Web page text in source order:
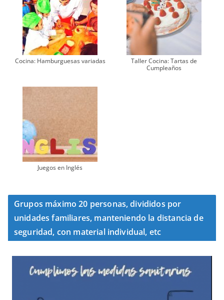
Cocina: Hamburguesas variadas
Taller Cocina: Tartas de
Cumpleaños
Juegos en Inglés
Grupos máximo 20 personas, divididos por
unidades familiares, manteniendo la distancia de
seguridad, con material individual, etc